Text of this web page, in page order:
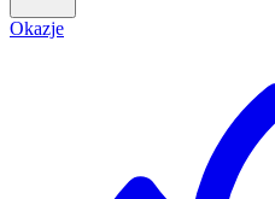
Okazje